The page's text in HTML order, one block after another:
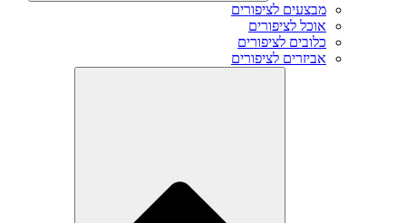
מבצעים לציפורים
אוכל לציפורים
כלובים לציפורים
אביזרים לציפורים